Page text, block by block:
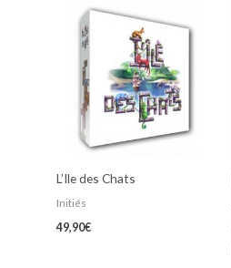
L’Ile des Chats
Initiés
49,90€